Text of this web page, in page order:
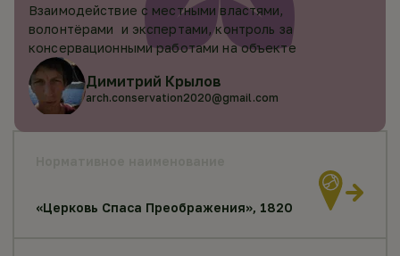
«Церковь Спаса Преображения», 1820
Взаимодействие с местными властями,
волонтёрами и экспертами, контроль за
консервационными работами на объекте
Димитрий Крылов
arch.conservation2020@gmail.com